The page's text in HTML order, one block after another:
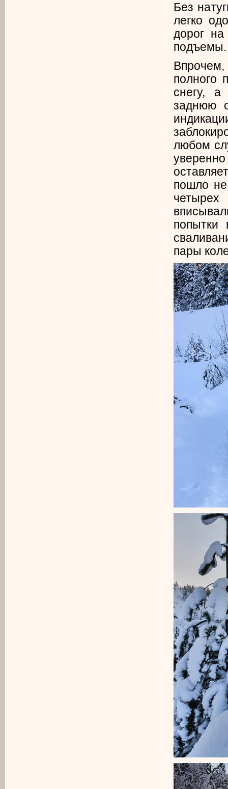
Без
легко
дорог
подъемы.
полного
снегу,
заднюю
любом
пошло не
попытки
пары